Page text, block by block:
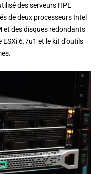
des serveurs HPE
de deux processeurs Intel
et des disques redondants
6.7u1 et le kit d’outils